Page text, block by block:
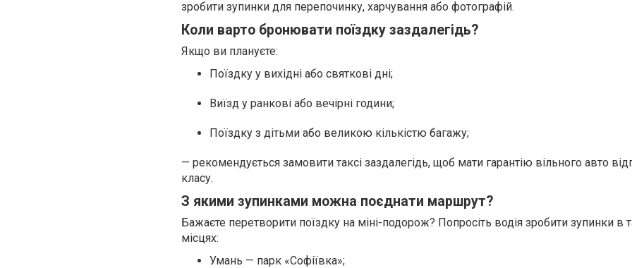
зробити зупинки для перепочинку, харчування або фотографій.
Коли варто бронювати поїздку заздалегідь?
Якщо ви плануєте:
Поїздку у вихідні або святкові дні;
Виїзд у ранкові або вечірні години;
Поїздку з дітьми або великою кількістю багажу;
— рекомендується замовити таксі заздалегідь, щоб мати гарантію вільного авто
класу.
З якими зупинками можна поєднати маршрут?
Бажаєте перетворити поїздку на міні-подорож? Попросіть водія зробити зупинки в
місцях:
Умань — парк «Софіївка»;